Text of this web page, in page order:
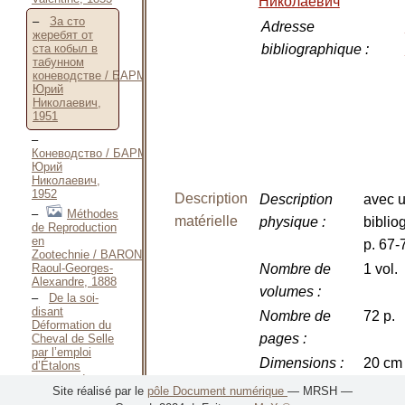
За сто
жеребят от
ста кобыл в
табунном
коневодстве / БАРМИНЦЕВ
Юрий
Николаевич,
1951
Коневодство / БАРМИНЦЕВ
Юрий
Николаевич,
1952
Méthodes
de Reproduction
en
Zootechnie / BARON
Raoul-Georges-
Alexandre, 1888
De la soi-
disant
Déformation du
Cheval de Selle
par l’emploi
d’Étalons
trotteurs de
grande
Adresse
bibliographique:
Description
matérielle
Description
physique:
avec
p. 67-
Nombre de
volumes:
1 vol.
Nombre de
pages:
72 p.
Dimensions: 20 сm
Langue(s) Russe
Site réalisé par le pôle Document numérique — MRSH —